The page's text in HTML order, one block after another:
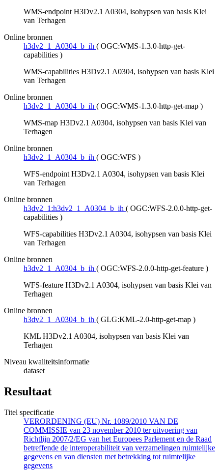
WMS-endpoint H3Dv2.1 A0304, isohypsen van basis Klei
van Terhagen
Online bronnen
h3dv2_1_A0304_b_ih ( OGC:WMS-1.3.0-http-get-
capabilities )
WMS-capabilities H3Dv2.1 A0304, isohypsen van basis Klei
van Terhagen
Online bronnen
h3dv2_1_A0304_b_ih ( OGC:WMS-1.3.0-http-get-map )
WMS-map H3Dv2.1 A0304, isohypsen van basis Klei van
Terhagen
Online bronnen
h3dv2_1_A0304_b_ih ( OGC:WFS )
WFS-endpoint H3Dv2.1 A0304, isohypsen van basis Klei
van Terhagen
Online bronnen
h3dv2_1:h3dv2_1_A0304_b_ih ( OGC:WFS-2.0.0-http-get-
capabilities )
WFS-capabilities H3Dv2.1 A0304, isohypsen van basis Klei
van Terhagen
Online bronnen
h3dv2_1_A0304_b_ih ( OGC:WFS-2.0.0-http-get-feature )
WFS-feature H3Dv2.1 A0304, isohypsen van basis Klei van
Terhagen
Online bronnen
h3dv2_1_A0304_b_ih ( GLG:KML-2.0-http-get-map )
KML H3Dv2.1 A0304, isohypsen van basis Klei van
Terhagen
Niveau kwaliteitsinformatie
dataset
Resultaat
Titel specificatie
VERORDENING (EU) Nr. 1089/2010 VAN DE
COMMISSIE van 23 november 2010 ter uitvoering van
Richtlijn 2007/2/EG van het Europees Parlement en de Raad
betreffende de interoperabiliteit van verzamelingen ruimtelijke
gegevens en van diensten met betrekking tot ruimtelijke
gegevens